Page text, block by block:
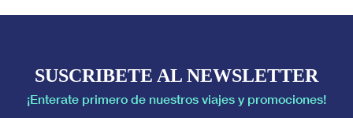
SUSCRIBETE AL NEWSLETTER
¡Enterate primero de nuestros viajes y promociones!